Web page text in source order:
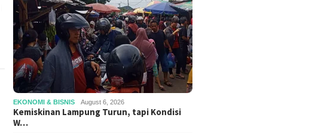
EKONOMI & BISNIS August 6, 2026
Kemiskinan Lampung Turun, tapi Kondisi
W…